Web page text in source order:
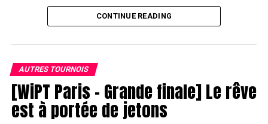
marque Texapoker, devrait être de cette compétition :
l’ambassadeur de la marque a dû renoncer au dernier
éventuel Day 2…
CONTINUE READING
AUTRES TOURNOIS
[WiPT Paris – Grande finale] Le rêve
est à portée de jetons